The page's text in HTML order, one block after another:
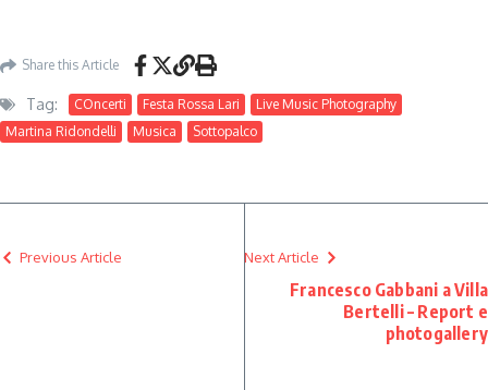
Share this Article
Tag: COncerti Festa Rossa Lari
Live Music Photography
Martina Ridondelli
Musica Sottopalco
Previous Article Next Article
Francesco Gabbani a Villa
Bertelli – Report e
photogallery